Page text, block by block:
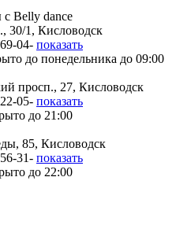
Belly dance
30/1, Кисловодск
04- показать
до понедельника до 09:00
просп., 27, Кисловодск
05- показать
до 21:00
85, Кисловодск
31- показать
до 22:00